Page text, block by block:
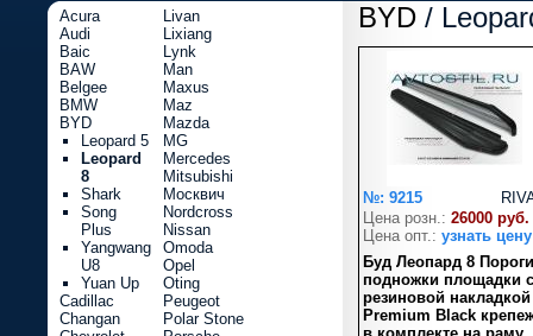
BYD /
№: 9215
Цена розн.: 26000 руб.
Цена опт.: узнать цену
Буд Леопард 8 Пороги
подножки площадки с
резиновой накладкой
Premium Black
Acura
Audi
Baic
BAW
Belgee
BMW
BYD
Leopard 5
Leopard
8
Shark
Song
Plus
Yangwang
U8
Yuan Up
Cadillac
Changan
Livan
Lixiang
Lynk
Man
Maxus
Maz
Mazda
MG
Mercedes
Mitsubishi
Москвич
Nordcross
Nissan
Omoda
Opel
Oting
Peugeot
Polar Stone